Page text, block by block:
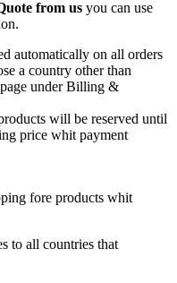
from us you can use
automatically on all orders
a country other than
under Billing &
will be reserved until
price whit payment
fore products whit
to all countries that